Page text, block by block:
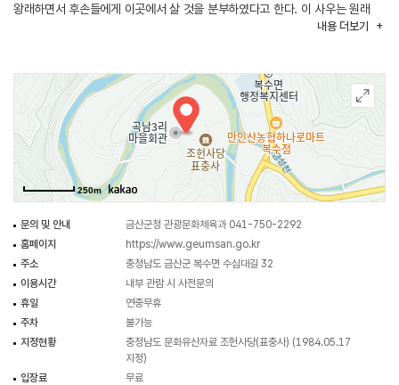
왕래하면서 후손들에게 이곳에서 살 것을 분부하였다고 한다. 이 사우는 원래
1734년(영조 10년)에 곡남리 진동산에 창건되었으나 오랜 시간이 흘러 건물이
한다. 뒤편에는 선생이 이름을 짓고 우암 송시열(尤庵宋時烈)의 글씨로 알려진
수심대(水心臺)라고 새겨진 글자가 현재까지 보존되고 있다.
<출처 : 금산군 문화관광홈페이지>
내용 더보기
250m
문의 및 안내
금산군청 관광문화체육과 041-750-2292
홈페이지
https://www.geumsan.go.kr
주소
충청남도 금산군 복수면 수심대길 32
이용시간
내부 관람 시 사전문의
휴일
연중무휴
주차
불가능
지정현황
충청남도 문화유산자료 조헌사당(표충사) (1984.05.17
지정)
입장료
무료